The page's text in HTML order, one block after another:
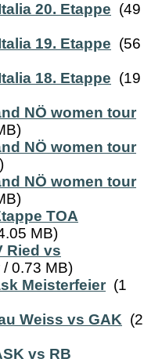
20. Etappe (49
19. Etappe (56
18. Etappe (19
NÖ women tour
NÖ women tour
NÖ women tour
TOA
MB)
Ried vs
/ 0.73 MB)
Meisterfeier (1
Weiss vs GAK (2
vs RB